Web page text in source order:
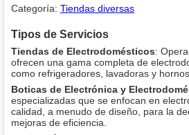
Categoría: Tiendas diversas
Tipos de Servicios
Tiendas de Electrodomésticos:
ofrecen una gama completa de
como refrigeradores, lavadoras y hornos.
Boticas de Electrónica y
especializadas que se enfocan en
calidad, a menudo de diseño, para la
mejoras de eficiencia.